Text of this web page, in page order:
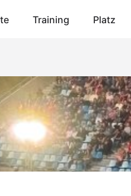
Training Platz